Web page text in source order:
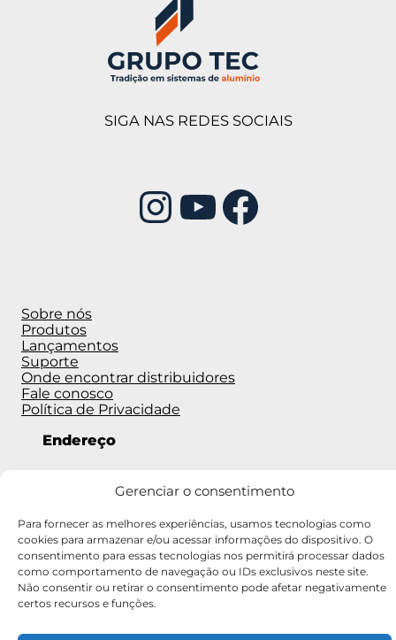
Gerenciar o consentimento
Para fornecer as melhores experiências, usamos tecnologias como
cookies para armazenar e/ou acessar informações do dispositivo. O
consentimento para essas tecnologias nos permitirá processar dados
como comportamento de navegação ou IDs exclusivos neste site.
Não consentir ou retirar o consentimento pode afetar negativamente
certos recursos e funções.
SIGA NAS REDES SOCIAIS
InstagramYoutube Facebook
Sobre nós
Produtos
Lançamentos
Suporte
Onde encontrar distribuidores
Fale conosco
Política de Privacidade
Endereço
Alameda Vênus, 582 – American Park
Empresarial – Indaiatuba – SP
CEP 13347-659
Telefones
(11) 5682-2366 • (19) 3936-7255 • (19) 3935-